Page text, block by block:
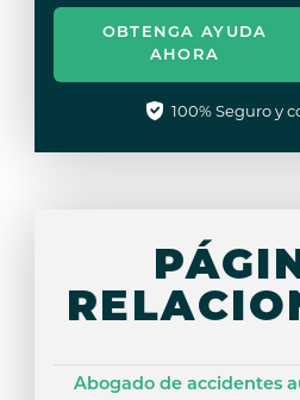
OBTENGA AYUDA
AHORA
100% Seguro y
Abogado de accidentes